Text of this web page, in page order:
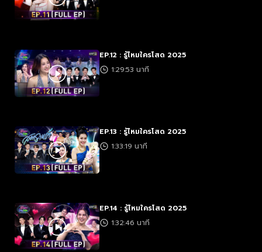
EP.12 : รู้ไหมใครโสด 2025
1:29:53 นาที
EP.13 : รู้ไหมใครโสด 2025
1:33:19 นาที
EP.14 : รู้ไหมใครโสด 2025
1:32:46 นาที